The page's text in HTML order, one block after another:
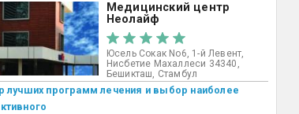
Медицинский центр
Неолайф
Юсель Сокак No6, 1-й Левент,
Нисбетие Махаллеси 34340,
Бешикташ, Стамбул ​
лучших программ лечения и выбор наиболее